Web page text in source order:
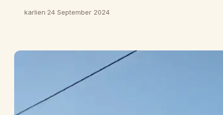
karlien·24 September 2024